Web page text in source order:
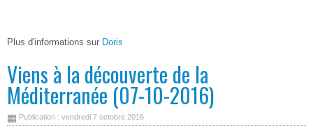
Plus d'informations sur Doris
Viens à la découverte de la
Méditerranée (07-10-2016)
Publication : vendredi 7 octobre 2016